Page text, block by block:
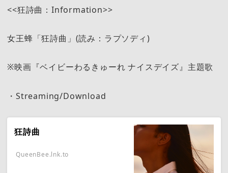
<<狂詩曲：Information>>
女王蜂「狂詩曲」(読み：ラプソディ)
※映画『ベイビーわるきゅーれ ナイスデイズ』主題歌
・Streaming/Download
狂詩曲
QueenBee.lnk.to